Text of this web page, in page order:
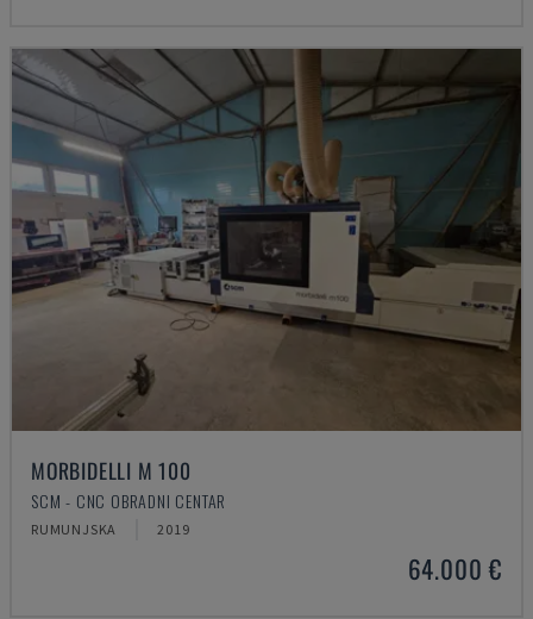
MORBIDELLI M 100
SCM - CNC OBRADNI CENTAR
RUMUNJSKA 2019
64.000 €